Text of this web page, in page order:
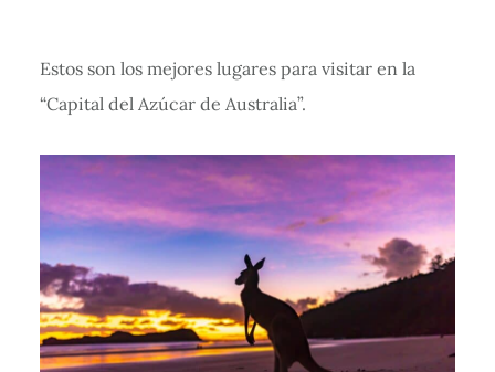
Estos son los mejores lugares para visitar en la
“Capital del Azúcar de Australia”.